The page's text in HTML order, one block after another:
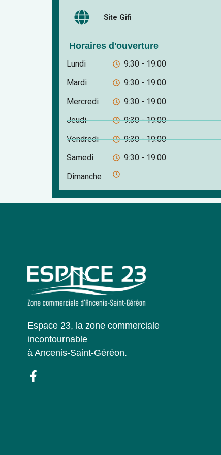
Site Gifi
Horaires d'ouverture
Lundi
Mardi
Mercredi
Jeudi
Vendredi
Samedi
Dimanche
9:30 - 19:00
9:30 - 19:00
9:30 - 19:00
9:30 - 19:00
9:30 - 19:00
9:30 - 19:00
Espace 23, la zone commerciale
incontournable
à Ancenis-Saint-Géréon.